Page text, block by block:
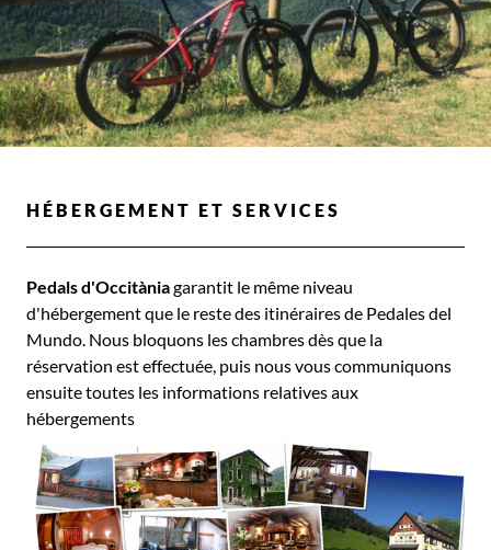
HÉBERGEMENT ET SERVICES
Pedals d'Occitàniagarantit le même niveau
d'hébergement que le reste des itinéraires de Pedales del
Mundo. Nous bloquons les chambres dès que la
réservation est effectuée, puis nous vous communiquons
ensuite toutes les informations relatives aux
hébergements